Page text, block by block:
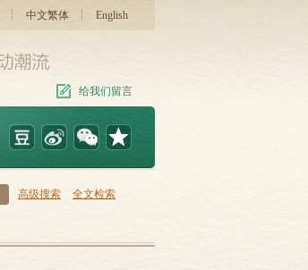
中文繁体 English
给我们留言
高级搜索 全文检索